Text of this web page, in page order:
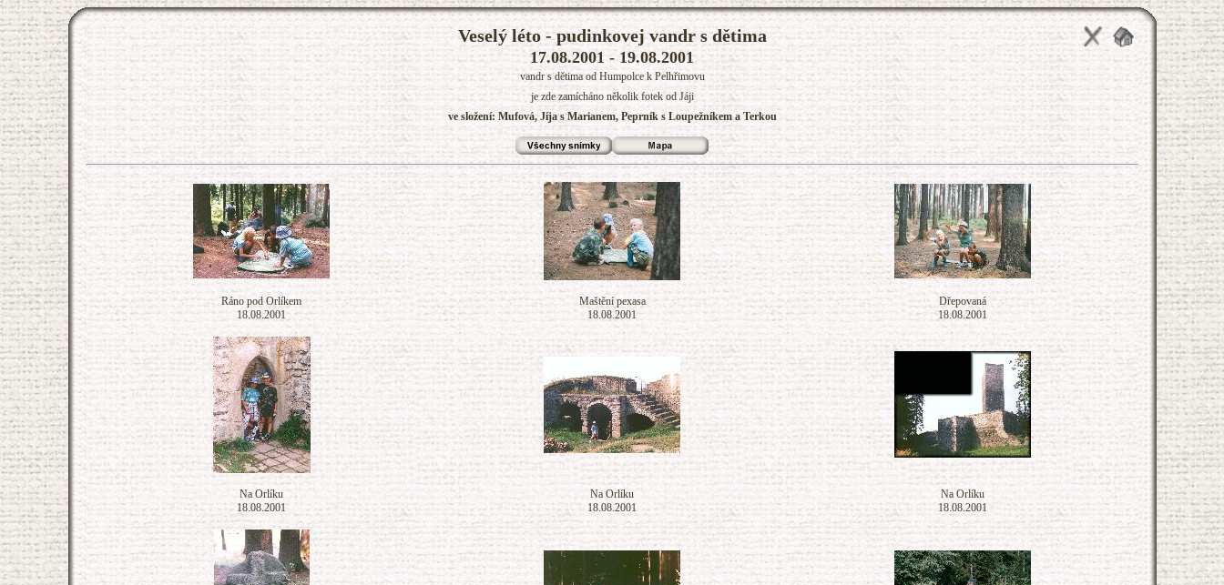
Veselý léto - pudinkovej vandr s dětima
17.08.2001 - 19.08.2001
vandr s dětima od Humpolce k Pelhřimovu
je zde zamícháno několik fotek od Jáji
ve složení: Mufová, Jíja s Marianem, Peprník s Loupežníkem a Terkou
Ráno pod Orlíkem
18.08.2001
Maštění pexasa
18.08.2001
Dřepovaná
18.08.2001
Na Orlíku
18.08.2001
Na Orlíku
18.08.2001
Na Orlíku
18.08.2001